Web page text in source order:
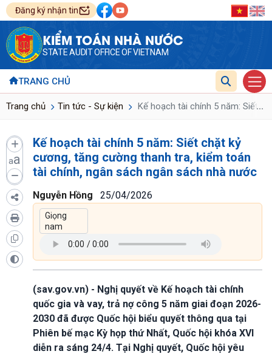
Đăng ký nhận tin
KIỂM TOÁN NHÀ NƯỚC
STATE AUDIT OFFICE OF VIETNAM
TRANG CHỦ
Trang chủ Tin tức - Sự kiện Kế hoạch tài chính 5 năm: Siết...
aa
Kế hoạch tài chính 5 năm: Siết chặt kỷ
cương, tăng cường thanh tra, kiểm toán
tài chính, ngân sách ngân sách nhà nước
Nguyễn Hồng 25/04/2026
(sav.gov.vn) - Nghị quyết về Kế hoạch tài chính
quốc gia và vay, trả nợ công 5 năm giai đoạn 2026-
2030 đã được Quốc hội biểu quyết thông qua tại
Phiên bế mạc Kỳ họp thứ Nhất, Quốc hội khóa XVI
diễn ra sáng 24/4. Tại Nghị quyết, Quốc hội yêu